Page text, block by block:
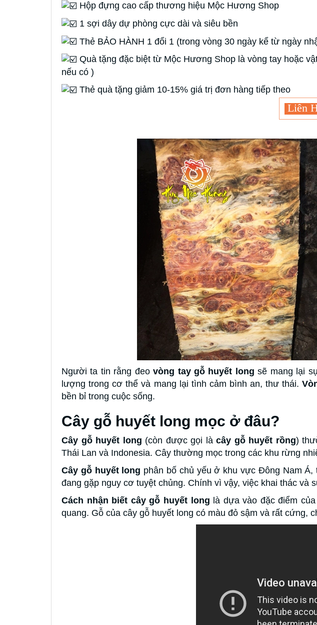
Hộp đựng cao cấp thương hiệu Mộc Hương Shop
1 sợi dây dự phòng cực dài và siêu bền
Thẻ BẢO HÀNH 1 đổi 1 (trong vòng 30 ngày kể từ ngày
Quà tặng đặc biệt từ Mộc Hương Shop là vòng tay hoặc
nếu có )
Thẻ quà tặng giảm 10-15% giá trị đơn hàng tiếp theo
Liên
Người ta tin rằng đeovòng tay gỗ huyết longsẽ mang lại
lượng trong cơ thể và mang lại tình cảm bình an, thư thái.
bền bỉ trong cuộc sống.
Cây gỗ huyết long mọc ở đâu?
Cây gỗ huyết long (còn được gọi làcây gỗ huyết rồng)
Thái Lan và Indonesia. Cây thường mọc trong các khu rừng
Cây gỗ huyết long phân bố chủ yếu ở khu vực Đông Nam
đang gặp nguy cơ tuyệt chủng. Chính vì vậy, việc khai thác
Cách nhận biết cây gỗ huyết long là dựa vào đặc điểm
quang. Gỗ của cây gỗ huyết long có màu đỏ sậm và rất cứng,